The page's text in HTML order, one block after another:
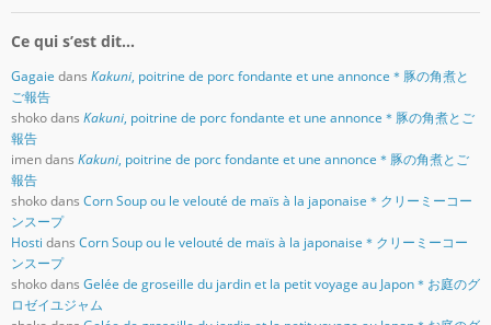
Ce qui s’est dit…
Gagaie dans Kakuni, poitrine de porc fondante et une annonce＊豚の角煮と
ご報告
shokodans Kakuni, poitrine de porc fondante et une annonce＊豚の角煮とご
報告
imendans Kakuni, poitrine de porc fondante et une annonce＊豚の角煮とご
報告
shokodans Corn Soup ou le velouté de maïs à la japonaise＊クリーミーコー
ンスープ
Hosti dans Corn Soup ou le velouté de maïs à la japonaise＊クリーミーコー
ンスープ
shokodans Gelée de groseille du jardin et la petit voyage au Japon＊お庭のグ
ロゼイユジャム